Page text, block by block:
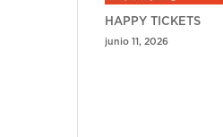
HAPPY TICKETS
junio 11, 2026